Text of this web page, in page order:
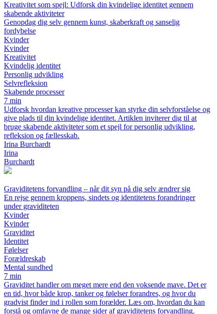
Kreativitet som spejl: Udforsk din kvindelige identitet gennem
skabende aktiviteter
Genopdag dig selv gennem kunst, skaberkraft og sanselig
fordybelse
Kvinder
Kvinder
Kreativitet
Kvindelig identitet
Personlig udvikling
Selvrefleksion
Skabende processer
7 min
Udforsk hvordan kreative processer kan styrke din selvforståelse og
give plads til din kvindelige identitet. Artiklen inviterer dig til at
bruge skabende aktiviteter som et spejl for personlig udvikling,
refleksion og fællesskab.
Irina Burchardt
Irina
Burchardt
Graviditetens forvandling – når dit syn på dig selv ændrer sig
En rejse gennem kroppens, sindets og identitetens forandringer
under graviditeten
Kvinder
Kvinder
Graviditet
Identitet
Følelser
Forældreskab
Mental sundhed
7 min
Graviditet handler om meget mere end den voksende mave. Det er
en tid, hvor både krop, tanker og følelser forandres, og hvor du
gradvist finder ind i rollen som forælder. Læs om, hvordan du kan
forstå og omfavne de mange sider af graviditetens forvandling.